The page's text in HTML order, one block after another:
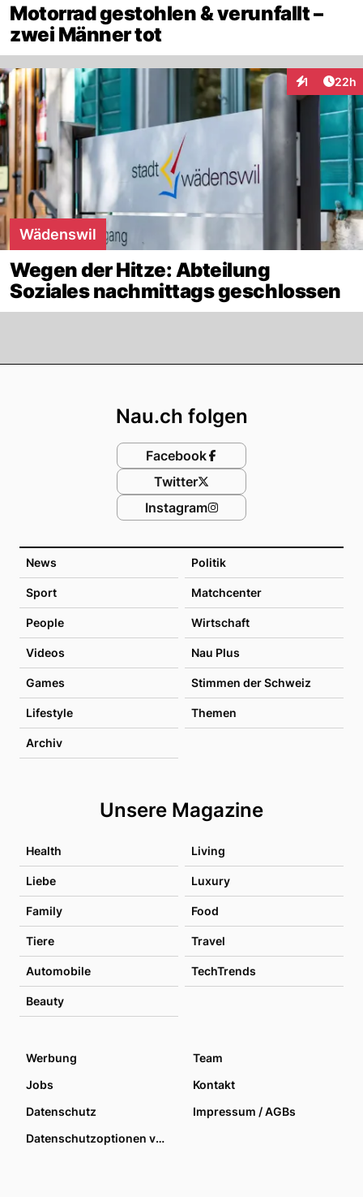
Motorrad gestohlen & verunfallt –
zwei Männer tot
1
Interaktionen
22h
Wädenswil
Wegen der Hitze: Abteilung
Soziales nachmittags geschlossen
News Politik
Sport Matchcenter
People Wirtschaft
Videos Nau Plus
Games Stimmen der Schweiz
Lifestyle Themen
Archiv
Unsere Magazine
Health Living
Liebe Luxury
Family Food
Tiere Travel
Automobile TechTrends
Beauty
Nau.ch folgen
Facebook
Twitter
Instagram
Werbung
Team
Jobs
Kontakt
Datenschutz
Impressum / AGBs
Datenschutzoptionen verwalten